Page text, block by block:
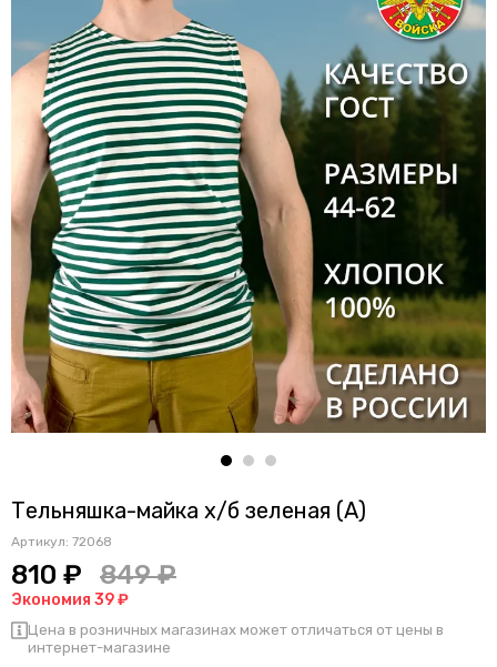
Тельняшка-майка х/б зеленая (А)
Артикул: 72068
810 ₽ 849 ₽
Экономия 39 ₽
Цена в розничных магазинах может отличаться от цены в
интернет-магазине